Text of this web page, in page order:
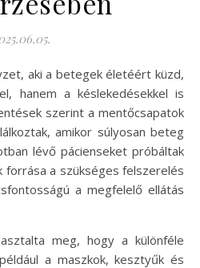
hanem a késlekedésekkel is
szerint a mentőcsapatok
amikor súlyosan beteg
lévő pácienseket próbáltak
forrása a szükséges felszerelés
a megfelelő ellátás
meg, hogy a különféle
a maszkok, kesztyűk és